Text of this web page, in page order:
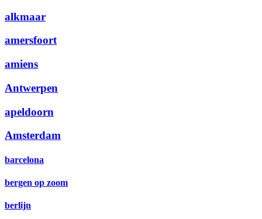
alkmaar
amersfoort
amiens
Antwerpen
apeldoorn
Amsterdam
barcelona
bergen op zoom
berlijn